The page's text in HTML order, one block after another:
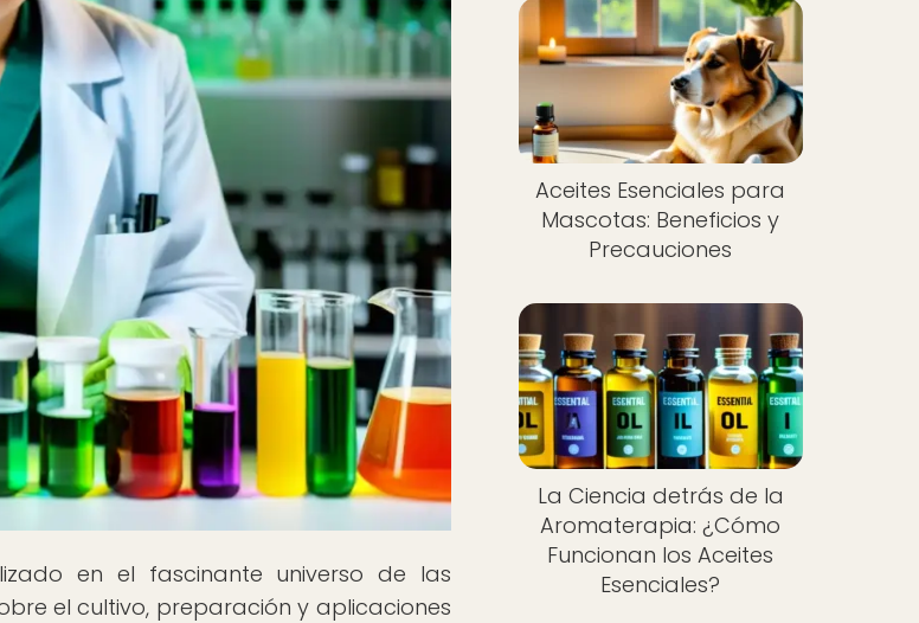
en el fascinante universo de las
el cultivo, preparación y aplicaciones
Aceites Esenciales para
Mascotas: Beneficios y
Precauciones
La Ciencia detrás de la
Aromaterapia: ¿Cómo
Funcionan los Aceites
Esenciales?